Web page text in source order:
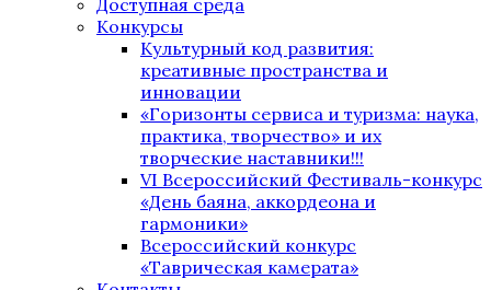
Доступная среда
Конкурсы
Культурный код развития:
креативные пространства и
инновации
«Горизонты сервиса и туризма: наука,
практика, творчество» и их
творческие наставники!!!
VI Всероссийский Фестиваль-конкурс
«День баяна, аккордеона и
гармоники»
Всероссийский конкурс
«Таврическая камерата»